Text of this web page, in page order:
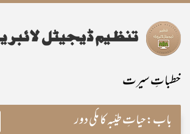
خطباتِ سیرت
باب:حیاتِ طیّبہ کا مکی دور